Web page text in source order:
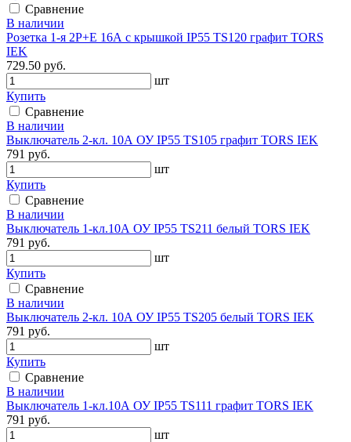
Сравнение
В наличии
Розетка 1-я 2Р+Е 16А с крышкой IP55 TS120 графит TORS
IEK
729.50 руб.
шт
Купить
Сравнение
В наличии
Выключатель 2-кл. 10А ОУ IP55 TS105 графит TORS IEK
791 руб.
шт
Купить
Сравнение
В наличии
Выключатель 1-кл.10А ОУ IP55 TS211 белый TORS IEK
791 руб.
шт
Купить
Сравнение
В наличии
Выключатель 2-кл. 10А ОУ IP55 TS205 белый TORS IEK
791 руб.
шт
Купить
Сравнение
В наличии
Выключатель 1-кл.10А ОУ IP55 TS111 графит TORS IEK
791 руб.
шт